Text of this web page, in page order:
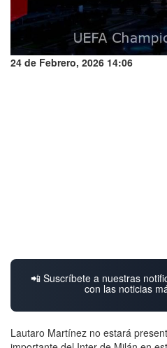
24 de Febrero, 2026 14:06
📲 Suscríbete a nuestras
con las noticias
Lautaro Martínez no estará